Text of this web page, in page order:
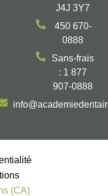
J4J 3Y7
450 670-
0888
Sans-frais
: 1 877
907-0888
(CA)